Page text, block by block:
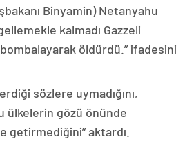
Binyamin) Netanyahu
kalmadı Gazzeli
öldürdü.” ifadesini
sözlere uymadığını,
ülkelerin gözü önünde
getirmediğini” aktardı.